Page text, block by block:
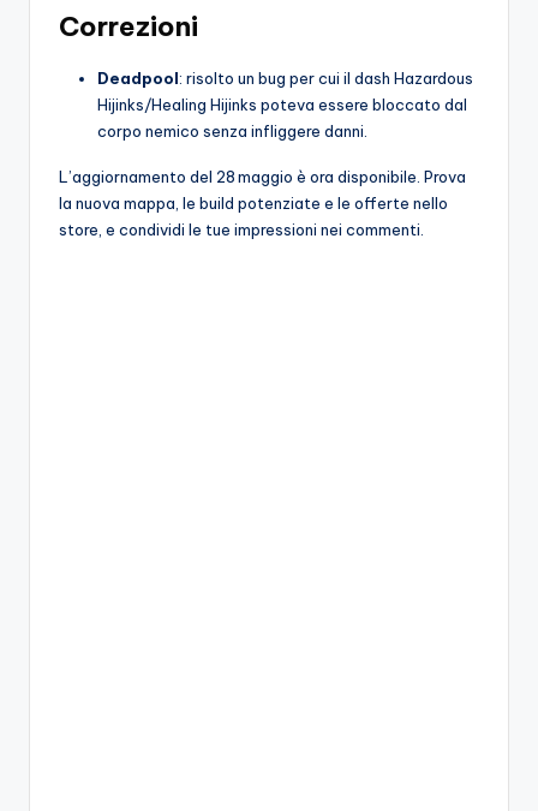
Correzioni
Deadpool: risolto un bug per cui il dash Hazardous
Hijinks/Healing Hijinks poteva essere bloccato dal
corpo nemico senza infliggere danni.
L’aggiornamento del 28 maggio è ora disponibile. Prova
la nuova mappa, le build potenziate e le offerte nello
store, e condividi le tue impressioni nei commenti.